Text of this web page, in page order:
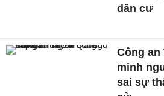
dân cư
Công an
minh
sai sự